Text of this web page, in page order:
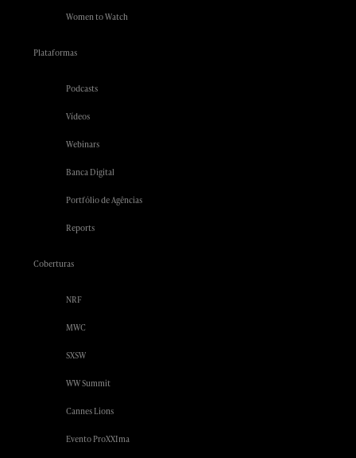
Women to Watch
Plataformas
Podcasts
Vídeos
Webinars
Banca Digital
Portfólio de Agências
Reports
Coberturas
NRF
MWC
SXSW
WW Summit
Cannes Lions
Evento ProXXIma